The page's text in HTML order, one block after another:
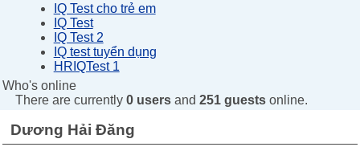
IQ Test cho trẻ em
IQ Test
IQ Test 2
IQ test tuyển dụng
HRIQTest 1
Who's online
There are currently 0 usersand 251 guestsonline.
Dương Hải Đăng